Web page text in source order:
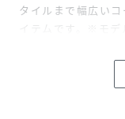
タイルまで幅広い
イテムです。※モ
よって商品の色味